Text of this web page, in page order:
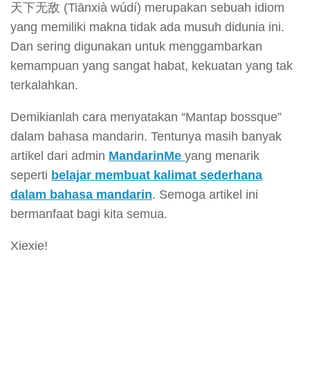
天下无敌 (Tiānxià wúdí) merupakan sebuah idiom
yang memiliki makna tidak ada musuh didunia ini.
Dan sering digunakan untuk menggambarkan
kemampuan yang sangat habat, kekuatan yang tak
terkalahkan.
Demikianlah cara menyatakan “Mantap bossque”
dalam bahasa mandarin. Tentunya masih banyak
artikel dari admin MandarinMe yang menarik
seperti belajar membuat kalimat sederhana
dalam bahasa mandarin. Semoga artikel ini
bermanfaat bagi kita semua.
Xiexie!